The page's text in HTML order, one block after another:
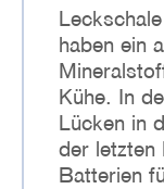
haben ein
Kühe. In
Lücken in
der letzten
Batterien